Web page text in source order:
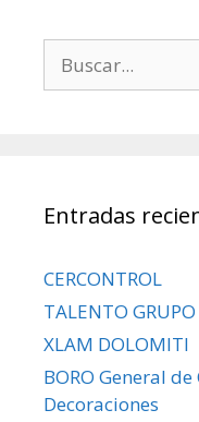
Entradas
CERCONTROL
TALENTO
XLAM DOLOMITI
BORO General
Decoraciones